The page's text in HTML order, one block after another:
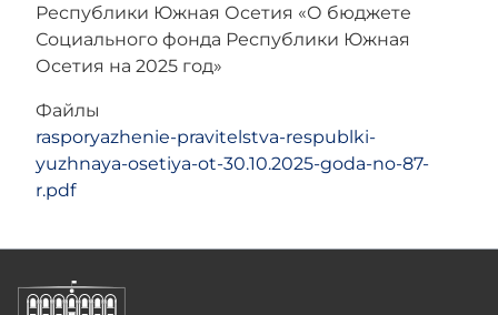
Республики Южная Осетия «О бюджете
Социального фонда Республики Южная
Осетия на 2025 год»
Файлы
rasporyazhenie-pravitelstva-respublki-
yuzhnaya-osetiya-ot-30.10.2025-goda-no-87-
r.pdf